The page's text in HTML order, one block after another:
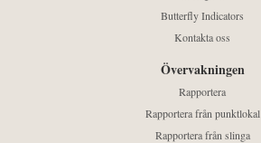
Butterfly Indicators
Kontakta oss
Övervakningen
Rapportera
Rapportera från punktlokal
Rapportera från slinga